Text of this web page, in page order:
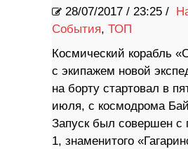
28/07/2017 / 23:25 /
События, ТОП
Космический корабль
с экипажем новой
на борту стартовал в
июля, с космодрома
Запуск был совершен
1, знаменитого